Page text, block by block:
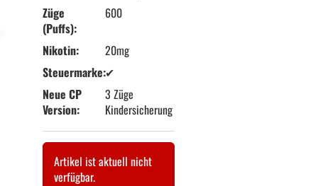
Züge
(Puffs):
600
Nikotin:
20mg
Steuermarke:✔
Neue CP
Version:
3 Züge
Kindersicherung
Artikel ist aktuell nicht
verfügbar.